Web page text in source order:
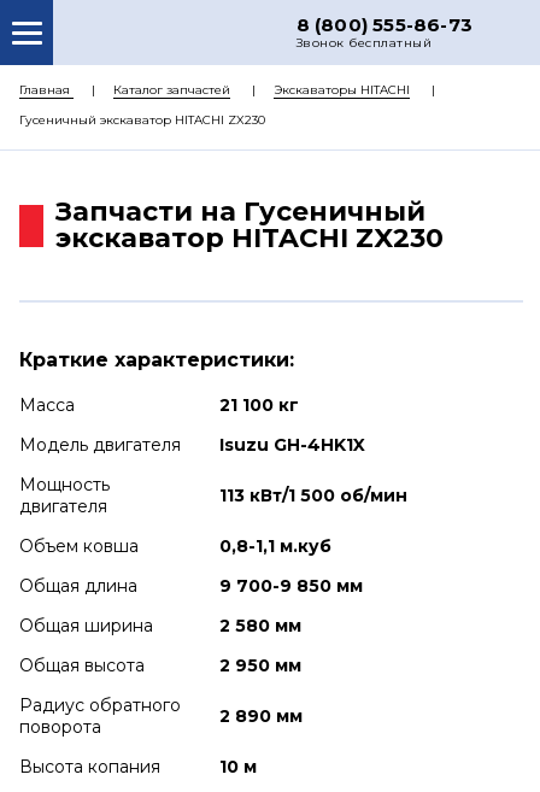
8 (800) 555-86-73
Звонок бесплатный
О НАС
КАТАЛОГ ЗАПЧАСТЕЙ
ДОСТАВКА
Главная Каталог запчастей
Экскаваторы HITACHI
Гусеничный экскаватор HITACHI ZX230
Запчасти на Гусеничный
экскаватор HITACHI ZX230
Краткие характеристики:
Масса
21 100 кг
Модель двигателя
Isuzu GH-4HK1X
Мощность
двигателя
113 кВт/1 500 об/мин
Объем ковша
0,8-1,1 м.куб
Общая длина
9 700-9 850 мм
Общая ширина
2 580 мм
Общая высота
2 950 мм
Радиус обратного
поворота
2 890 мм
Высота копания 10 м